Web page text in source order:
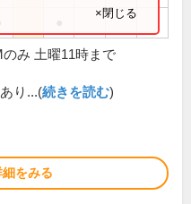
×閉じる
み 土曜11時まで
り...(続きを読む)
をみる